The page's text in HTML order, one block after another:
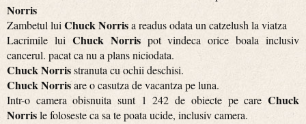
Norris
Zambetul lui Chuck Norrisa readus odata un catzelush la viatza
Lacrimile lui Chuck Norrispot vindeca orice boala inclusiv
cancerul. pacat ca nu a plans niciodata.
Chuck Norrisstranuta cu ochii deschisi.
Chuck Norrisare o casutza de vacantza pe luna.
Intr-o camera obisnuita sunt 1 242 de obiecte pe care Chuck
Norrisle foloseste ca sa te poata ucide, inclusiv camera.